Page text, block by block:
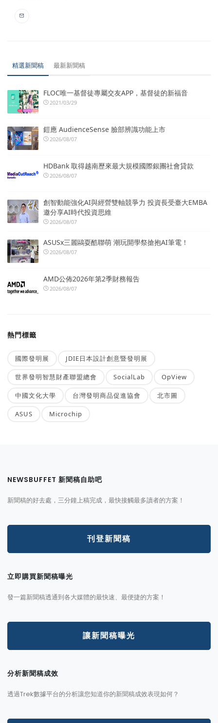
精選新聞稿 最新新聞稿
FLOC唯一基督徒專屬交友APP，基督徒的新福音
2021/03/29
鎧應 AudienceSense 臉部辨識功能上市
2026/08/07
HDBank 取得越南歷來最大規模國際銀團社會貸款
2026/08/07
創智動能強化AI與經營雙軸競爭力 投資長受臺大EMBA
邀分享AI時代投資思維
2026/08/07
ASUSx三麗鷗耍酷聯萌 潮玩開學祭搶抱AI筆電！
2026/08/07
AMD公佈2026年第2季財務報告
2026/08/07
熱門標籤
國際發明展 JDIE日本設計創意暨發明展
世界發明智慧財產聯盟總會 SocialLab OpView
中國文化大學 台灣發明商品促進協會 北市圖
ASUS Microchip
NEWSBUFFET 新聞稿自助吧
新聞稿的好去處，三分鐘上稿完成，最快接觸最多讀者的方案！
刊登新聞稿
立即購買新聞稿曝光
發一篇新聞稿透通到各大媒體的最快速、最便捷的方案！
讓新聞稿曝光
分析新聞稿成效
透過Trek數據平台的分析讓您知道你的新聞稿成效表現如何？